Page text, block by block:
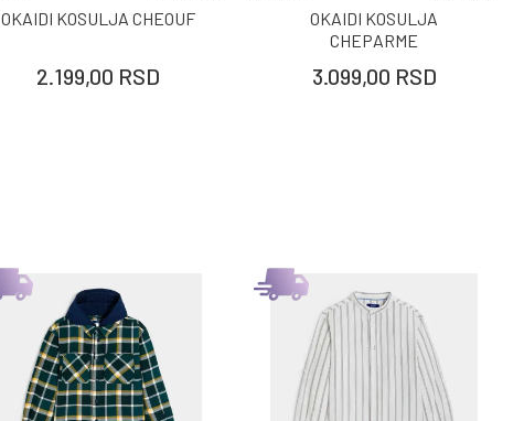
OKAIDI KOSULJA CHEOUF
2.199,00 RSD
OKAIDI KOSULJA
CHEPARME
3.099,00 RSD